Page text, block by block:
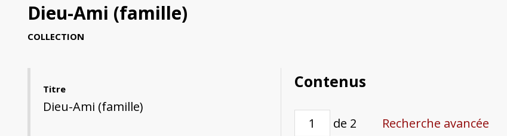
Dieu-Ami (famille)
COLLECTION
Titre
Dieu-Ami (famille)
Contenus
de 2 Recherche avancée